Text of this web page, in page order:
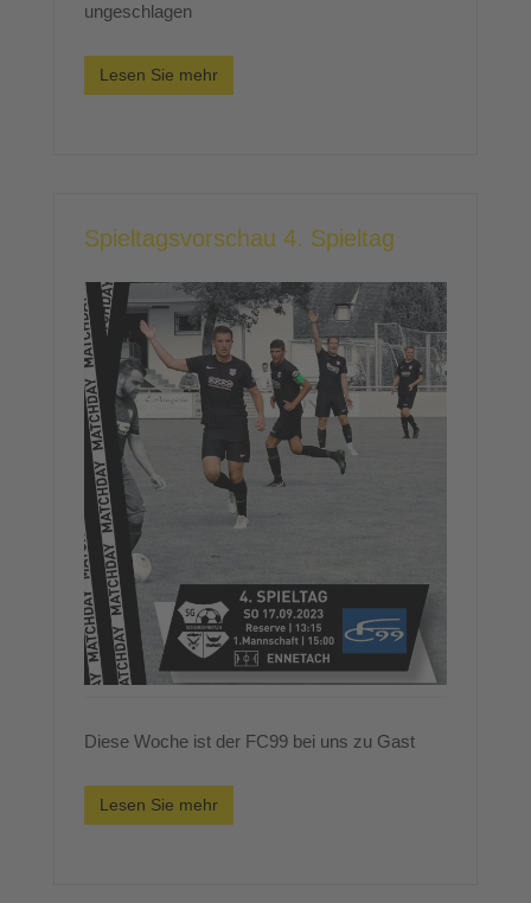
ungeschlagen
Lesen Sie mehr
Spieltagsvorschau 4. Spieltag
Diese Woche ist der FC99 bei uns zu Gast
Lesen Sie mehr